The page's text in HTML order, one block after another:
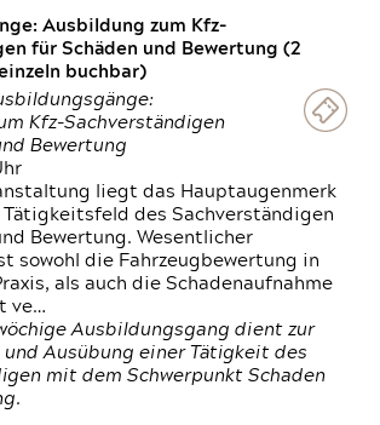
Ausbildung zum Kfz-
für Schäden und Bewertung (2
buchbar)
Kfz-Sachverständigen
Bewertung
liegt das Hauptaugenmerk
des Sachverständigen
Bewertung. Wesentlicher
sowohl die Fahrzeugbewertung in
als auch die Schadenaufnahme
ve…
Ausbildungsgang dient zur
Ausübung einer Tätigkeit des
mit dem Schwerpunkt Schaden